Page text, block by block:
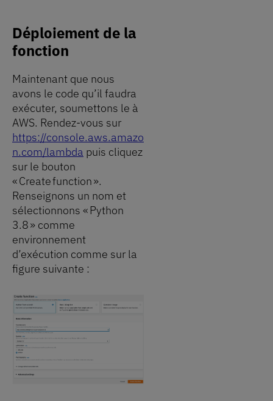
Déploiement de la
fonction
Maintenant que nous
avons le code qu’il faudra
exécuter, soumettons le à
AWS. Rendez-vous sur
https://console.aws.amazo
n.com/lambda puis cliquez
sur le bouton
« Create function ».
Renseignons un nom et
sélectionnons « Python
3.8 » comme
environnement
d’exécution comme sur la
figure suivante :